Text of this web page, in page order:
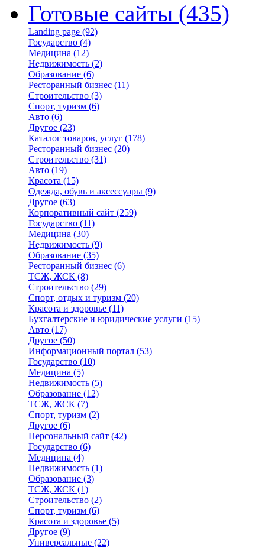
Готовые сайты (435)
Landing page (92)
Государство (4)
Медицина (12)
Недвижимость (2)
Образование (6)
Ресторанный бизнес (11)
Строительство (3)
Спорт, туризм (6)
Авто (6)
Другое (23)
Каталог товаров, услуг (178)
Ресторанный бизнес (20)
Строительство (31)
Авто (19)
Красота (15)
Одежда, обувь и аксессуары (9)
Другое (63)
Корпоративный сайт (259)
Государство (11)
Медицина (30)
Недвижимость (9)
Образование (35)
Ресторанный бизнес (6)
ТСЖ, ЖСК (8)
Строительство (29)
Спорт, отдых и туризм (20)
Красота и здоровье (11)
Бухгалтерские и юридические услуги (15)
Авто (17)
Другое (50)
Информационный портал (53)
Государство (10)
Медицина (5)
Недвижимость (5)
Образование (12)
ТСЖ, ЖСК (7)
Спорт, туризм (2)
Другое (6)
Персональный сайт (42)
Государство (6)
Медицина (4)
Недвижимость (1)
Образование (3)
ТСЖ, ЖСК (1)
Строительство (2)
Спорт, туризм (6)
Красота и здоровье (5)
Другое (9)
Универсальные (22)